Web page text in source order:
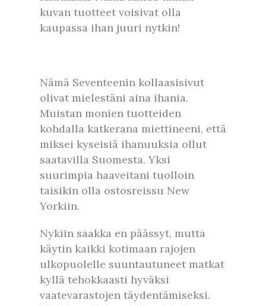
kuvan tuotteet voisivat olla
kaupassa ihan juuri nytkin!
Nämä Seventeenin kollaasisivut
olivat mielestäni aina ihania.
Muistan monien tuotteiden
kohdalla katkerana miettineeni, että
miksei kyseisiä ihanuuksia ollut
saatavilla Suomesta. Yksi
suurimpia haaveitani tuolloin
taisikin olla ostosreissu New
Yorkiin.
Nykiin saakka en päässyt, mutta
käytin kaikki kotimaan rajojen
ulkopuolelle suuntautuneet matkat
kyllä tehokkaasti hyväksi
vaatevarastojen täydentämiseksi.